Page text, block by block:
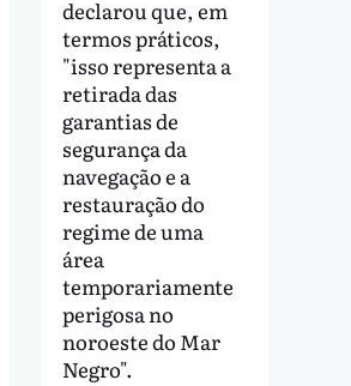
declarou que, em
termos práticos,
"isso representa a
retirada das
garantias de
segurança da
navegação e a
restauração do
regime de uma
área
temporariamente
perigosa no
noroeste do Mar
Negro".